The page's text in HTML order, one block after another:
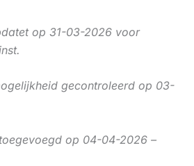
op 31-03-2026 voor
gecontroleerd op 03-
op 04-04-2026 –